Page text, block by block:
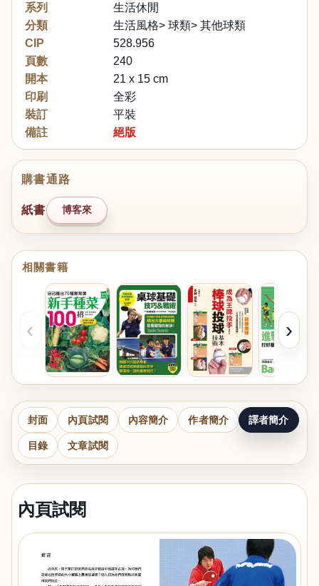
系列
生活休閒
分類
生活風格> 球類> 其他球類
CIP
528.956
頁數
240
開本
21 x 15 cm
印刷
全彩
裝訂
平裝
備註
絕版
購書通路
紙書 博客來
相關書籍
‹ ›
封面 內頁試閱 內容簡介 作者簡介 譯者簡介
目錄 文章試閱
內頁試閱